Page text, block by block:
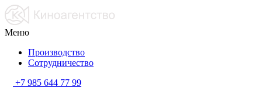
Меню
Производство
Сотрудничество
+7 985 644 77 99